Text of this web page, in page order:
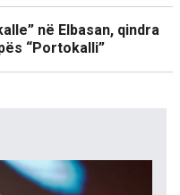
në Elbasan, qindra
“Portokalli”